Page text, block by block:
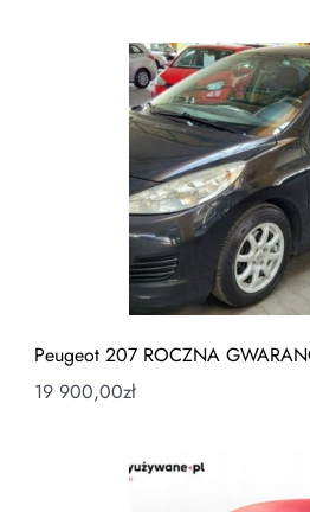
Peugeot 207 ROCZNA
19 900,00zł